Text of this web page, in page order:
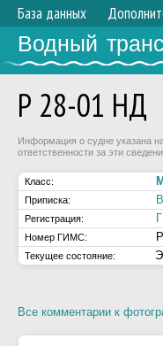
База данных
Водный
Р 28-01 НД
Информация о судне указана
ответственности за эти
Класс:
Приписка:
Регистрация:
Номер ГИМС:
Текущее состояние:
Все комментарии к